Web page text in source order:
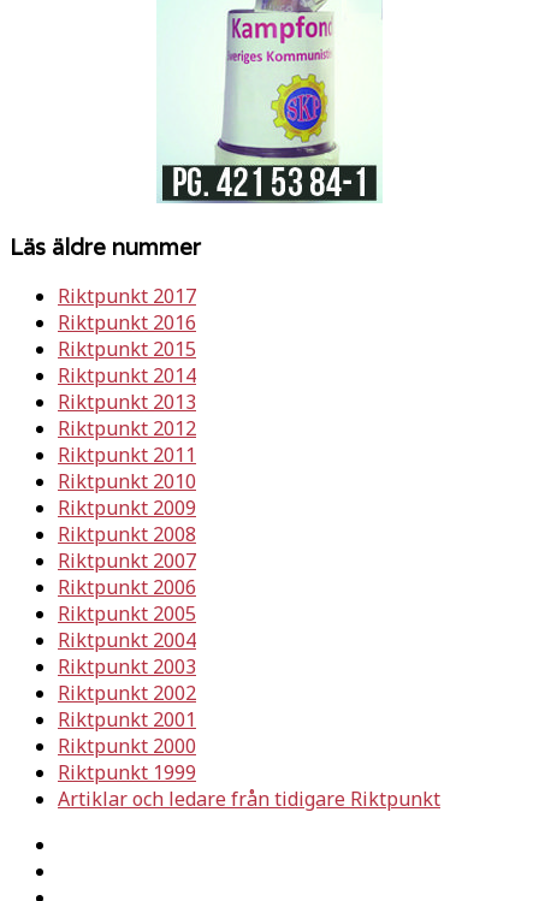
Läs äldre nummer
Riktpunkt 2017
Riktpunkt 2016
Riktpunkt 2015
Riktpunkt 2014
Riktpunkt 2013
Riktpunkt 2012
Riktpunkt 2011
Riktpunkt 2010
Riktpunkt 2009
Riktpunkt 2008
Riktpunkt 2007
Riktpunkt 2006
Riktpunkt 2005
Riktpunkt 2004
Riktpunkt 2003
Riktpunkt 2002
Riktpunkt 2001
Riktpunkt 2000
Riktpunkt 1999
Artiklar och ledare från tidigare Riktpunkt